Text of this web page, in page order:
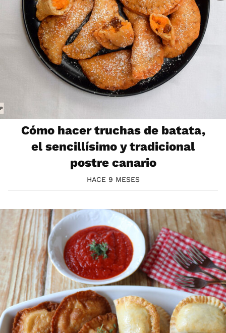
Cómo hacer truchas de batata,
el sencillísimo y tradicional
postre canario
HACE 9 MESES